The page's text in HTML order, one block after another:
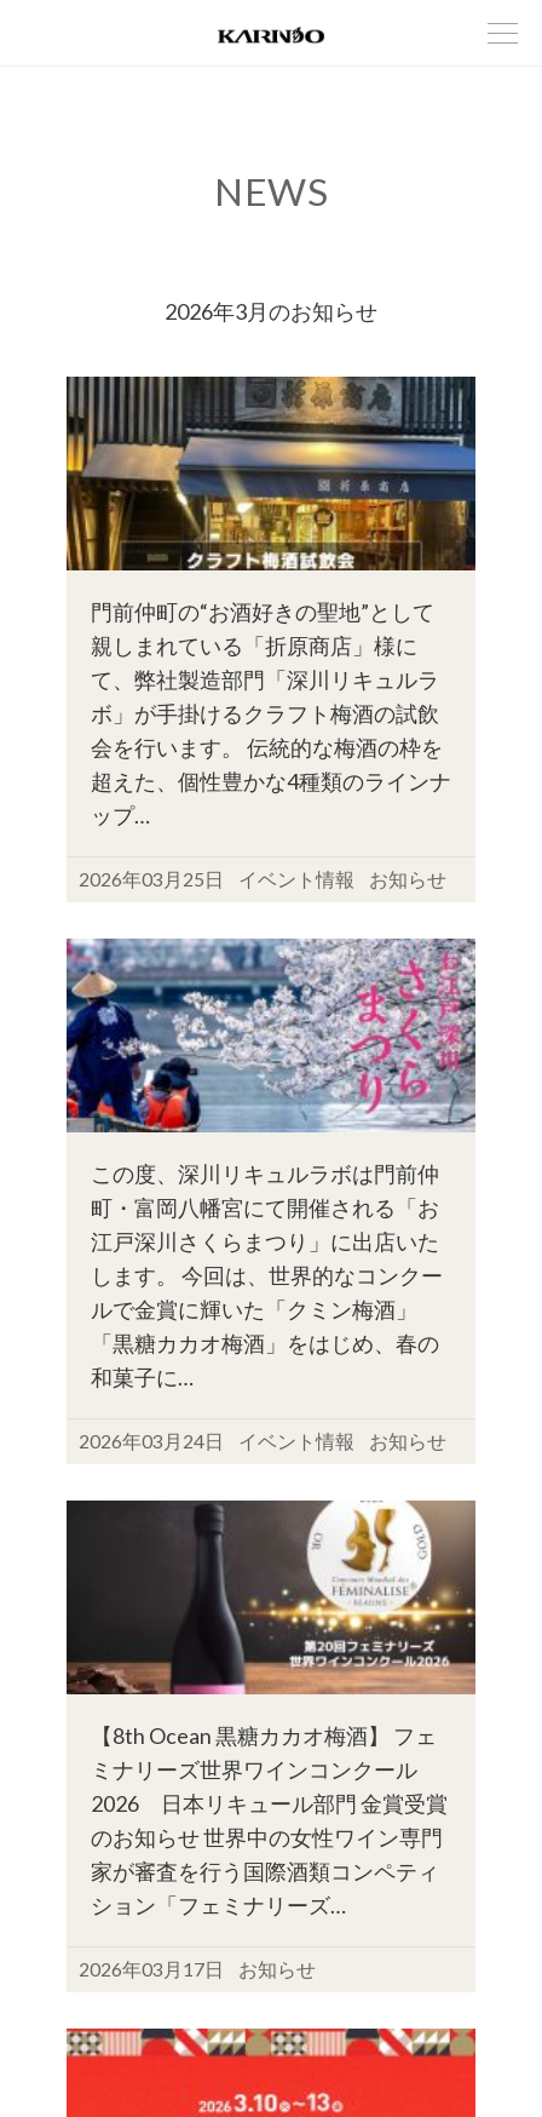
NEWS
2026年3月のお知らせ
門前仲町の“お酒好きの聖地”として
親しまれている「折原商店」様に
て、弊社製造部門「深川リキュルラ
ボ」が手掛けるクラフト梅酒の試飲
会を行います。 伝統的な梅酒の枠を
超えた、個性豊かな4種類のラインナ
ップ…
2026年03月25日 イベント情報 お知らせ
この度、深川リキュルラボは門前仲
町・富岡八幡宮にて開催される「お
江戸深川さくらまつり」に出店いた
します。 今回は、世界的なコンクー
ルで金賞に輝いた「クミン梅酒」
「黒糖カカオ梅酒」をはじめ、春の
和菓子に…
2026年03月24日 イベント情報 お知らせ
【8th Ocean 黒糖カカオ梅酒】 フェ
ミナリーズ世界ワインコンクール
2026 日本リキュール部門 金賞受賞
のお知らせ 世界中の女性ワイン専門
家が審査を行う国際酒類コンペティ
ション「フェミナリーズ…
2026年03月17日 お知らせ